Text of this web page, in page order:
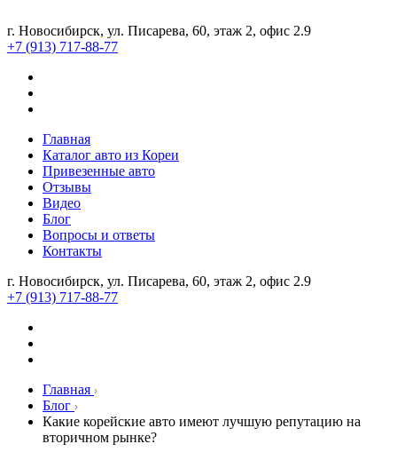
г. Новосибирск, ул. Писарева, 60, этаж 2, офис 2.9
+7 (913) 717-88-77
Главная
Каталог авто из Кореи
Привезенные авто
Отзывы
Видео
Блог
Вопросы и ответы
Контакты
г. Новосибирск, ул. Писарева, 60, этаж 2, офис 2.9
+7 (913) 717-88-77
Главная
Блог
Какие корейские авто имеют лучшую репутацию на
вторичном рынке?